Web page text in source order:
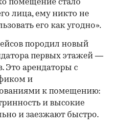
помещение стало
лица, ему никто не
его как угодно».
породил новый
первых этажей —
Это арендаторы с
и
к помещению:
и высокие
и заезжают быстро.